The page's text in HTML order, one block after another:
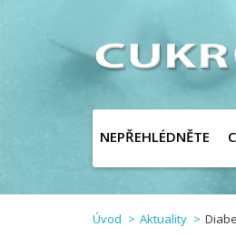
NEPŘEHLÉDNĚTE
Úvod Aktuality